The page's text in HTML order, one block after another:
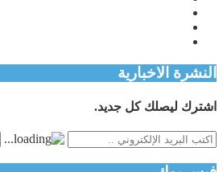
النشرة الاخبارية
اشترك ليصلك كل جديد.